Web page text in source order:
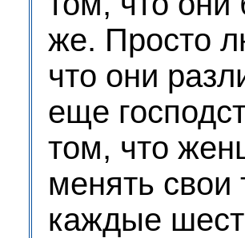
же. Просто
что они
еще
том, что
менять свои
каждые